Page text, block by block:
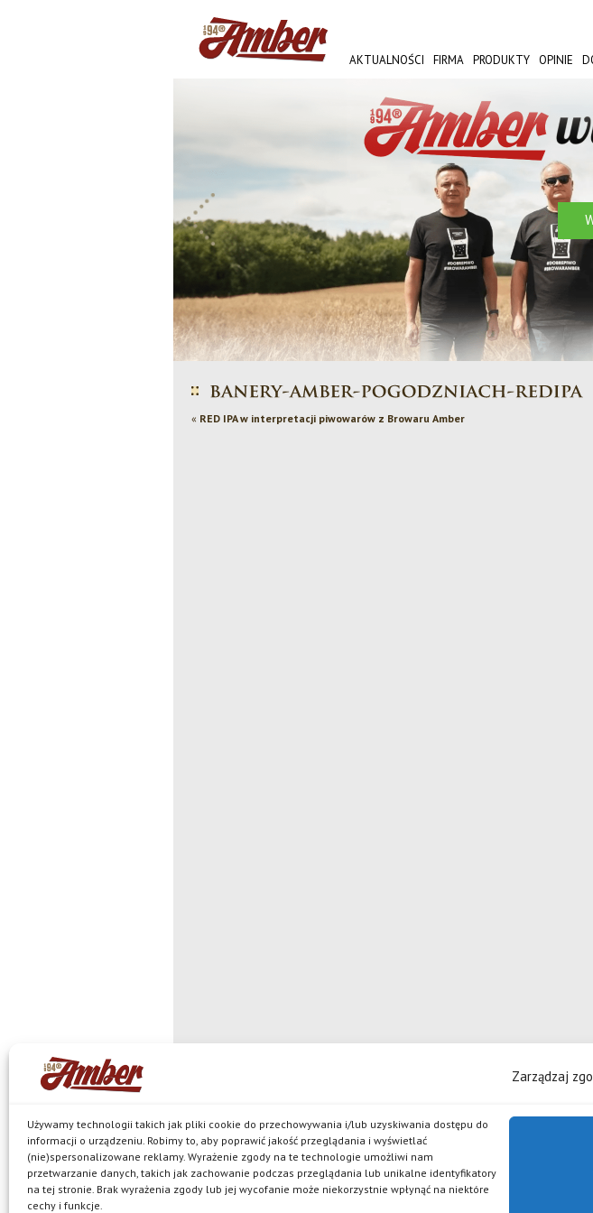
Zarządzaj
Używamy technologii takich jak pliki cookie do przechowywania i/lub uzyskiwania dostępu do
informacji o urządzeniu. Robimy to, aby poprawić jakość przeglądania i wyświetlać
(nie)spersonalizowane reklamy. Wyrażenie zgody na te technologie umożliwi nam
przetwarzanie danych, takich jak zachowanie podczas przeglądania lub unikalne identyfikatory
na tej stronie. Brak wyrażenia zgody lub jej wycofanie może niekorzystnie wpłynąć na niektóre
cechy i funkcje.
AKTUALNOŚCI FIRMA PRODUKTY OPINIE
AMBER FEST
« RED IPA w interpretacji piwowarów z Browaru Amber
© Browar Amber spółka z ograniczoną odpowiedzialnością
jest właścicielem browaru w Bielkówku oraz marek: Koźlak, Piwo Żywe, Grand Imperial Porter, Złote
Pils, Neptun, Harde, Amber Mocny Red, browarne oraz serii piw Po Godzinach.